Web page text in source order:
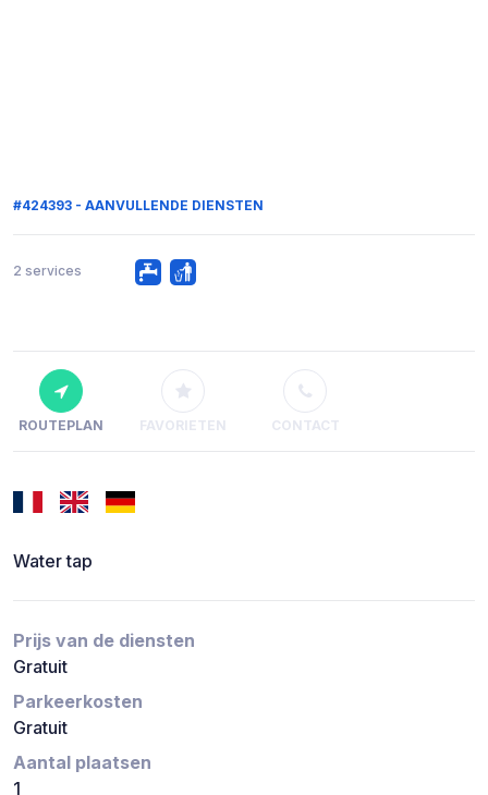
#424393 - AANVULLENDE DIENSTEN
2 services
ROUTEPLAN FAVORIETEN CONTACT
Water tap
Prijs van de diensten
Gratuit
Parkeerkosten
Gratuit
Aantal plaatsen
1